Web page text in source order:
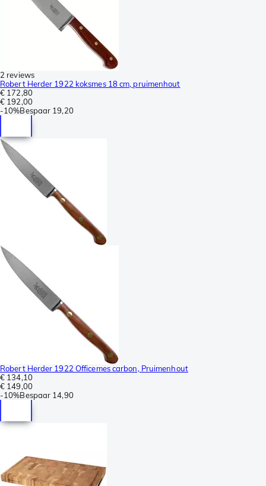
2 reviews
Robert Herder 1922 koksmes 18 cm, pruimenhout
€ 172,80
€ 192,00
-10%Bespaar 19,20
Robert Herder 1922 Officemes carbon, Pruimenhout
€ 134,10
€ 149,00
-10%Bespaar 14,90